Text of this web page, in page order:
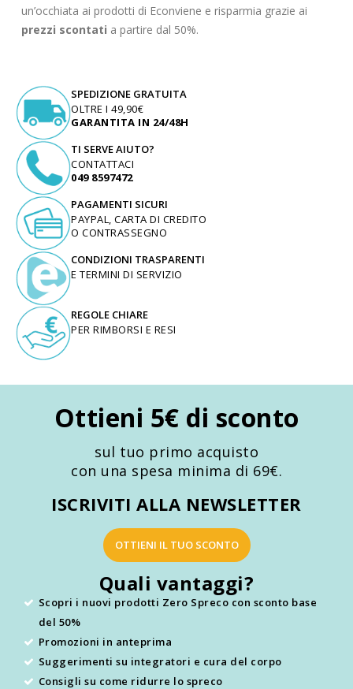
un’occhiata ai prodotti di Econviene e risparmia grazie ai
prezzi scontati a partire dal 50%.
SPEDIZIONE GRATUITA
OLTRE I 49,90€
GARANTITA IN 24/48H
TI SERVE AIUTO?
CONTATTACI
049 8597472
PAGAMENTI SICURI
PAYPAL, CARTA DI CREDITO
O CONTRASSEGNO
CONDIZIONI TRASPARENTI
E TERMINI DI SERVIZIO
REGOLE CHIARE
PER RIMBORSI E RESI
Ottieni 5€ di sconto
sul tuo primo acquisto
con una spesa minima di 69€.
ISCRIVITI ALLA NEWSLETTER
OTTIENI IL TUO SCONTO
Quali vantaggi?
Scopri i nuovi prodotti Zero Spreco con sconto base
del 50%
Promozioni in anteprima
Suggerimenti su integratori e cura del corpo
Consigli su come ridurre lo spreco